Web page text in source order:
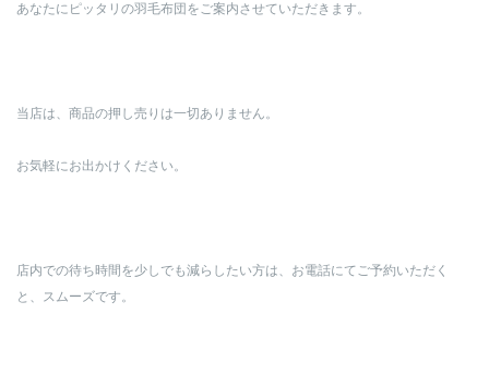
あなたにピッタリの羽毛布団をご案内させていただきます。
当店は、商品の押し売りは一切ありません。
お気軽にお出かけください。
店内での待ち時間を少しでも減らしたい方は、お電話にてご予約いただく
と、スムーズです。